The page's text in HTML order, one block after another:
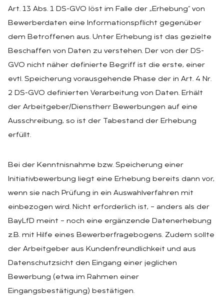
Art. 13 Abs. 1 DS-GVO löst im Falle der „Erhebung“ von
Bewerberdaten eine Informationspflicht gegenüber
dem Betroffenen aus. Unter Erhebung ist das gezielte
Beschaffen von Daten zu verstehen. Der von der DS-
GVO nicht näher definierte Begriff ist die erste, einer
evtl. Speicherung vorausgehende Phase der in Art. 4 Nr.
2 DS-GVO definierten Verarbeitung von Daten. Erhält
der Arbeitgeber/Dienstherr Bewerbungen auf eine
Ausschreibung, so ist der Tabestand der Erhebung
erfüllt.
Bei der Kenntnisnahme bzw. Speicherung einer
Initiativbewerbung liegt eine Erhebung bereits dann vor,
wenn sie nach Prüfung in ein Auswahlverfahren mit
einbezogen wird. Nicht erforderlich ist, – anders als der
BayLfD meint – noch eine ergänzende Datenerhebung
z.B. mit Hilfe eines Bewerberfragebogens. Zudem sollte
der Arbeitgeber aus Kundenfreundlichkeit und aus
Datenschutzsicht den Eingang einer jeglichen
Bewerbung (etwa im Rahmen einer
Eingangsbestätigung) bestätigen.